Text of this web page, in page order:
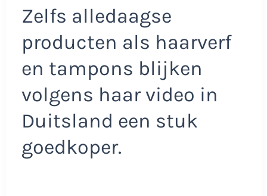
Zelfs alledaagse
producten als haarverf
en tampons blijken
volgens haar video in
Duitsland een stuk
goedkoper.